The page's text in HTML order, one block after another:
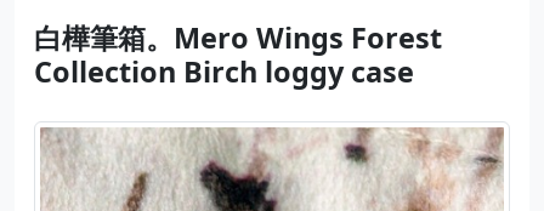
白樺筆箱。Mero Wings Forest
Collection Birch loggy case